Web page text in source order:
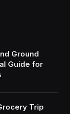
Ground
Guide for
Trip